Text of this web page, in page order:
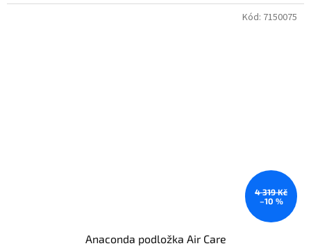
4 319 Kč
–10 %
Anaconda podložka Air Care
Kód: 7150075